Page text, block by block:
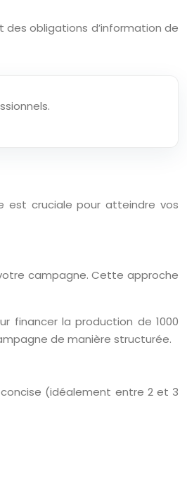
obligations d’information de
est cruciale pour atteindre vos
campagne. Cette approche
financer la production de 1000
de manière structurée.
(idéalement entre 2 et 3